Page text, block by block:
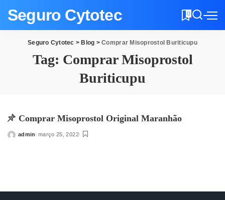
Seguro Cytotec 0
Seguro Cytotec > Blog >Comprar Misoprostol Buriticupu
Tag: Comprar Misoprostol
Buriticupu
Comprar Misoprostol Original Maranhão
Posted
admin março 25, 2022